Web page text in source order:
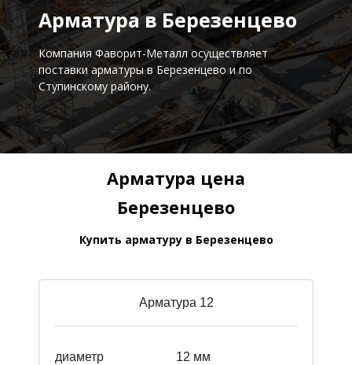
Арматура в Березенцево
Компания Фаворит-Металл осуществляет
поставкиарматуры в Березенцево и по
Ступинскому району.
Арматура цена
Березенцево
Купить арматуру в Березенцево
Арматура 12
диаметр 12 мм